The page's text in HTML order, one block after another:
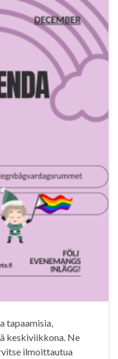
tapaamisia,
keskiviikkona. Ne
ilmoittautua